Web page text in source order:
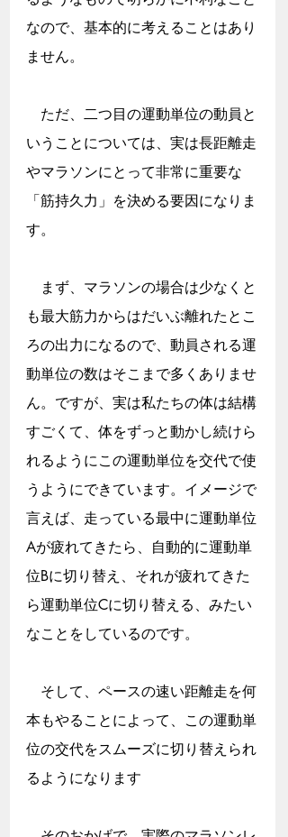
なので、基本的に考えることはあり
ません。
ただ、二つ目の運動単位の動員と
いうことについては、実は長距離走
やマラソンにとって非常に重要な
「筋持久力」を決める要因になりま
す。
まず、マラソンの場合は少なくと
も最大筋力からはだいぶ離れたとこ
ろの出力になるので、動員される運
動単位の数はそこまで多くありませ
ん。ですが、実は私たちの体は結構
すごくて、体をずっと動かし続けら
れるようにこの運動単位を交代で使
うようにできています。イメージで
言えば、走っている最中に運動単位
Aが疲れてきたら、自動的に運動単
位Bに切り替え、それが疲れてきた
ら運動単位Cに切り替える、みたい
なことをしているのです。
そして、ペースの速い距離走を何
本もやることによって、この運動単
位の交代をスムーズに切り替えられ
るようになります